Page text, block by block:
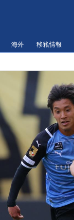
海外 移籍情報